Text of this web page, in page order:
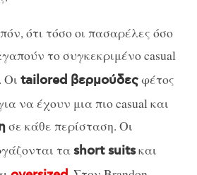
ότι τόσο οι πασαρέλες όσο
το συγκεκριμένο casual
Οι tailored βερμούδεςφέτος
να έχουν μια πιο casual και
σε κάθε περίσταση. Οι
ταshort suitsκαι